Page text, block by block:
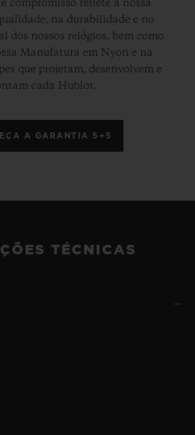
compromisso reflete a nossa
na durabilidade e no
dos nossos relógios, bem como
Manufatura em Nyon e na
que projetam, desenvolvem e
cada Hublot.
A GARANTIA 5+5
TÉCNICAS